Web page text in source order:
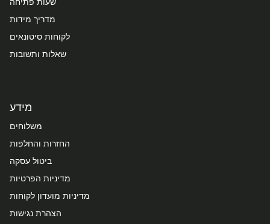
מדריך מידות
לקוחות סיטונאים
שאלות ותשובות
מידע
משלוחים
החזרות והחלפות
ביטול עסקה
מדיניות הפרטיות
מדיניות מועדון לקוחות
הצהרת נגישות